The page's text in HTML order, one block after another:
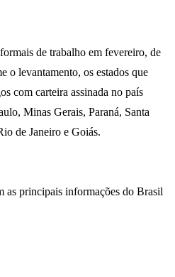
de trabalho em fevereiro, de
o levantamento, os estados que
com carteira assinada no país
Minas Gerais, Paraná, Santa
de Janeiro e Goiás.
as principais informações do Brasil